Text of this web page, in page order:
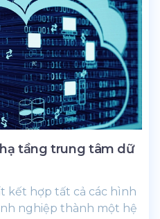
tầng trung tâm dữ
kết hợp tất cả các hình
nghiệp thành một hệ